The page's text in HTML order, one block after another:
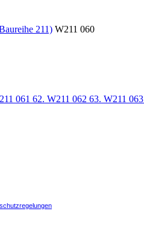
211) W211 060
061 62. W211 062 63. W211 063